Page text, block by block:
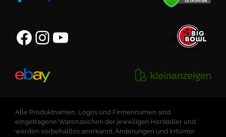
Facebook
Instagram
YouTube
Alle Produktnamen, Logos und Firmennamen sind
eingetragene Warenzeichen der jeweiligen Hersteller und
werden vorbehaltlos anerkannt. Änderungen und Irrtümer